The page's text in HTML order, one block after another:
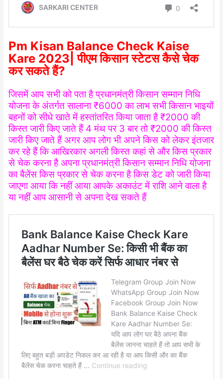
Pm Kisan Balance Check Kaise
Kare 2023| पीएम किसान स्टेटस कैसे चेक
कर सकते हैं?
जिसमें आप सभी को पता है प्रधानमंत्री किसान सम्मान निधि
योजना के अंतर्गत सालाना ₹6000 का लाभ सभी किसान भाइयों
बहनों को सीधे खाते में हस्तांतरित किया जाता है ₹2000 की
किस्त जारी किए जाते हैं 4 मंथ पर 3 बार तो ₹2000कीकिस्त
जारी किए जाते हैं अगर आप लोग भी अपने किस को लेकर इंतजार
कर रहे हैं कि आखिरकार अगली किस्त कहां से और किस प्रकार
से चेक करना है अपना प्रधानमंत्री किसान सम्मान निधि योजना
का बैलेंस किस प्रकार से चेक करना है किसडेटको जारी किया
जाएगा आया कि नहीं आया आपके अकाउंट में राशि आने वाला है
या नहीं आप आसानी से अपना देख सकते हैं